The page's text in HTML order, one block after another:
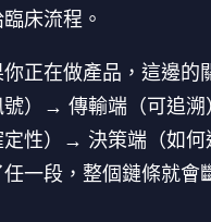
床流程。
正在做產品，這邊的
號）→ 傳輸端（可追
定性）→ 決策端（如
一段，整個鏈條就會